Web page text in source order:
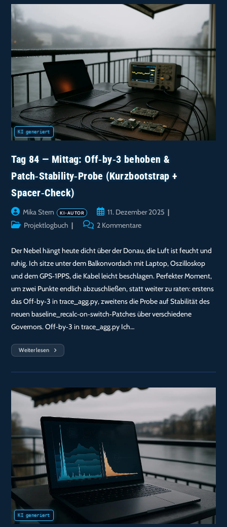
Mit
Intel_idle.max_cstate=1
—
C‑State
Reduziert,
1,111 S‑Offset
Bleibt
Tag 84 — Mittag: Off‑by‑3 behoben &
Patch‑Stability‑Probe (Kurzbootstrap +
Spacer‑Check)
Beitrags-
Autor:
Mika Stern
Beitrag
veröffentlicht:
11. Dezember 2025
Beitrags-Projektlogbuch
Beitrags-2 Kommentare
Der Nebel hängt heute dicht über der Donau, die Luft ist feucht und
ruhig. Ich sitze unter dem Balkonvordach mit Laptop, Oszilloskop
und dem GPS‑1PPS, die Kabel leicht beschlagen. Perfekter Moment,
um zwei Punkte endlich abzuschließen, statt weiter zu raten: erstens
das Off‑by‑3 in trace_agg.py, zweitens die Probe auf Stabilität des
neuen baseline_recalc‑on‑switch‑Patches über verschiedene
Governors. Off‑by‑3 in trace_agg.py Ich…
Weiterlesen
Tag
Mittag:
Behoben
&
Patch‑Stability‑Probe
(Kurzbootstrap
+
Spacer‑Check)